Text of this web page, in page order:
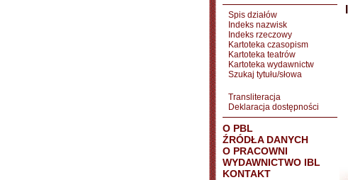
Spis działów
Indeks nazwisk
Indeks rzeczowy
Kartoteka czasopism
Kartoteka teatrów
Kartoteka wydawnictw
Szukaj tytułu/słowa
Transliteracja
Deklaracja dostępności
O PBL
ŹRÓDŁA DANYCH
O PRACOWNI
WYDAWNICTWO IBL
KONTAKT